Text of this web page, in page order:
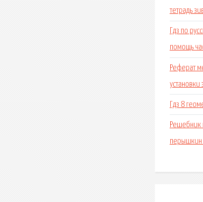
тетрадь
Гдз по
помощь
Реферат
установки
Гдз 8
Решебник
перышкин